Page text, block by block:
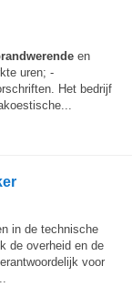
en
uren; -
Het bedrijf
in de technische
de overheid en de
voor